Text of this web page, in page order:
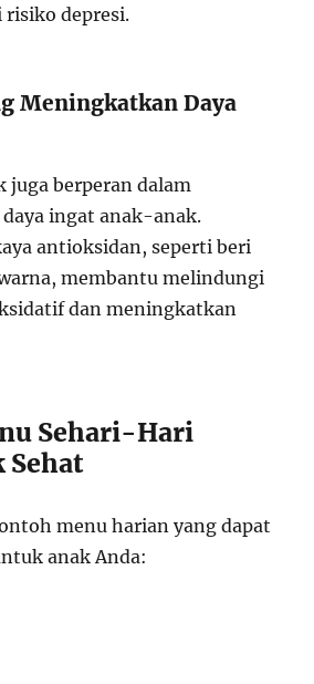
depresi.
Meningkatkan Daya
juga berperan dalam
ingat anak-anak.
antioksidan, seperti beri
membantu melindungi
dan meningkatkan
Sehari-Hari
Sehat
menu harian yang dapat
anak Anda: